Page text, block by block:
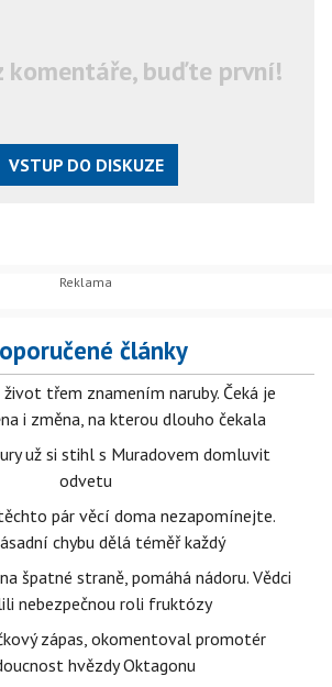
komentáře, buďte první!
VSTUP DO DISKUZE
články
třem znamením naruby. Čeká je
i změna, na kterou dlouho čekala
už si stihl s Muradovem domluvit
odvetu
pár věcí doma nezapomínejte.
chybu dělá téměř každý
špatné straně, pomáhá nádoru. Vědci
nebezpečnou roli fruktózy
zápas, okomentoval promotér
hvězdy Oktagonu